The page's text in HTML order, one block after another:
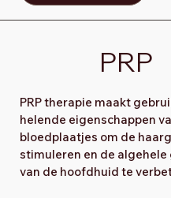
PRP
PRP therapie maakt
helende eigenschappen
bloedplaatjes om de
stimuleren en de
van de hoofdhuid te